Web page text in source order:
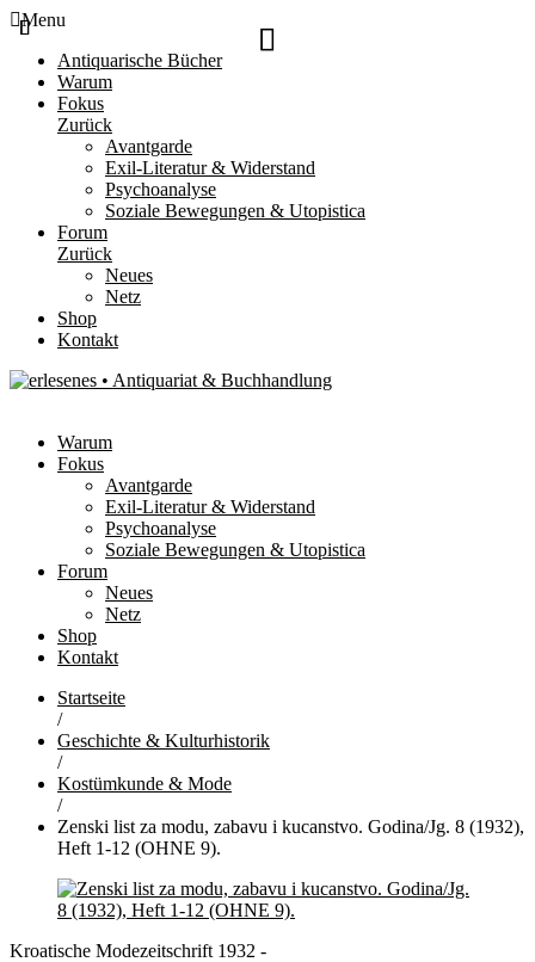
Menu
Antiquarische Bücher
Warum
Fokus
Zurück
Avantgarde
Exil-Literatur & Widerstand
Psychoanalyse
Soziale Bewegungen & Utopistica
Forum
Zurück
Neues
Netz
Shop
Kontakt
Warum
Fokus
Avantgarde
Exil-Literatur & Widerstand
Psychoanalyse
Soziale Bewegungen & Utopistica
Forum
Neues
Netz
Shop
Kontakt
Startseite
/
Geschichte & Kulturhistorik
/
Kostümkunde & Mode
/
Zenski list za modu, zabavu i kucanstvo. Godina/Jg. 8 (1932),
Heft 1-12 (OHNE 9).
Kroatische Modezeitschrift 1932 -